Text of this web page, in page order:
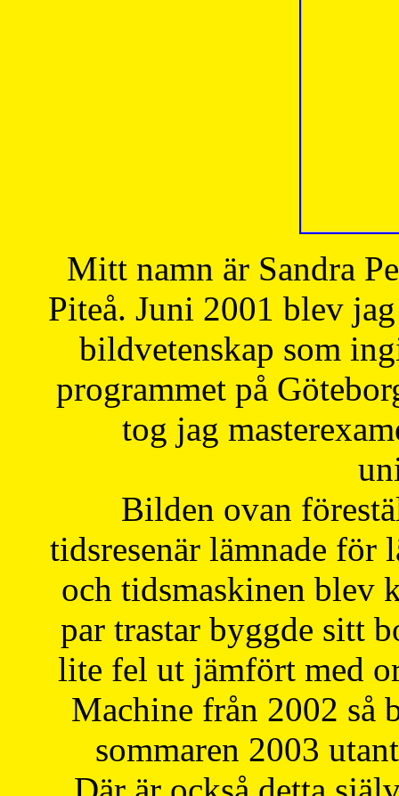
Mitt namn är Sandra
Piteå. Juni 2001 blev
bildvetenskap som
programmet på
tog jag
Bilden ovan
tidsresenär lämnade för
och tidsmaskinen blev
par trastar byggde sitt
lite fel ut jämfört med
Machine från 2002 så
sommaren 2003